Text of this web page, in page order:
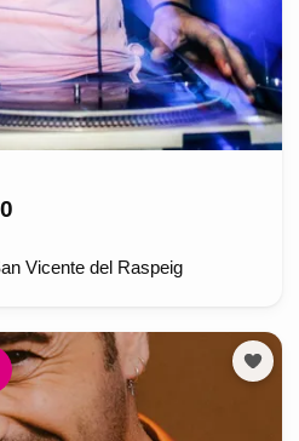
Vicente del Raspeig